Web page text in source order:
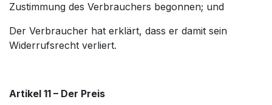
Zustimmung des Verbrauchers begonnen; und
Der Verbraucher hat erklärt, dass er damit sein
Widerrufsrecht verliert.
Artikel 11 – Der Preis